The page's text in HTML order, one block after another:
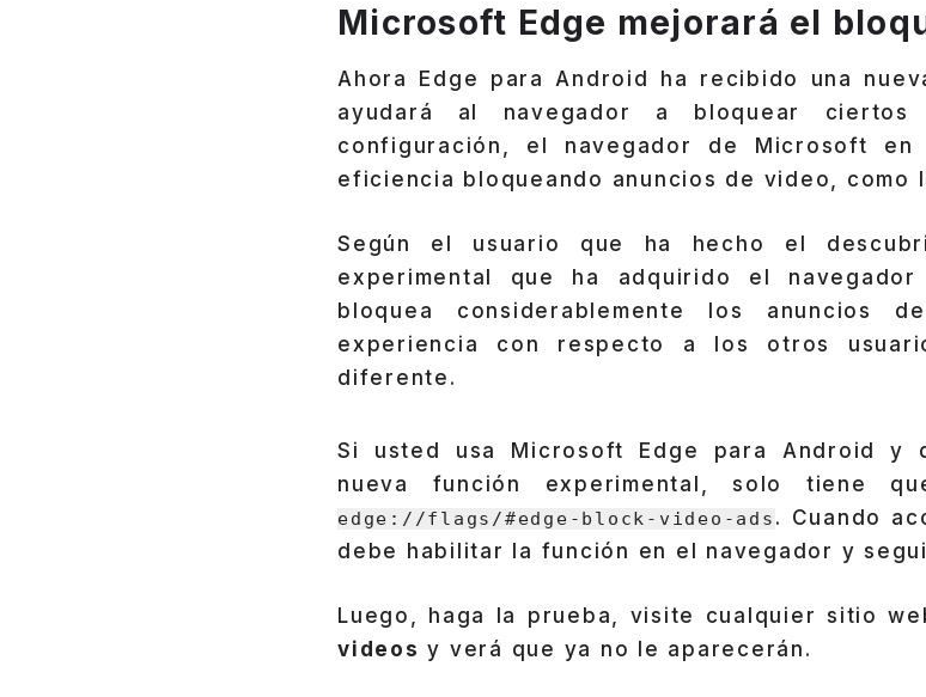
Microsoft Edge mejorará el
Ahora Edge para Android ha recibido una
ayudará al navegador a bloquear ciertos
configuración, el navegador de Microsoft en
eficiencia bloqueando anuncios de video, como
Según el usuario que ha hecho el
experimental que ha adquirido el
bloquea considerablemente los anuncios
experiencia con respecto a los otros
diferente.
Si usted usa Microsoft Edge para Android y
nueva función experimental, solo tiene
edge://flags/#edge-block-video-ads . Cuando
debe habilitar la función en el navegador y
Luego, haga la prueba, visite cualquier sitio
videos y verá que ya no le aparecerán.